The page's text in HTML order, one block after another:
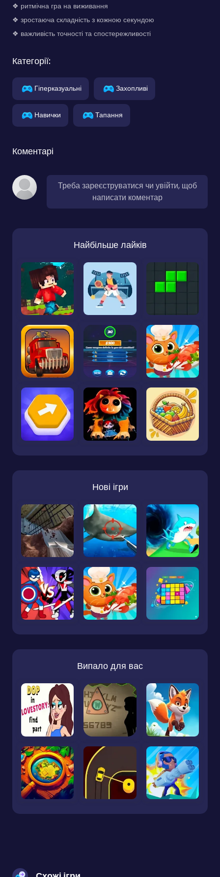
❖ ритмічна гра на виживання
❖ зростаюча складність з кожною секундою
❖ важливість точності та спостережливості
Категорії:
Гіперказуальні Захопливі
Навички Тапання
Коментарі
Треба зареєструватися чи увійти, щоб
написати коментар
Найбільше лайків
Нові ігри
Випало для вас